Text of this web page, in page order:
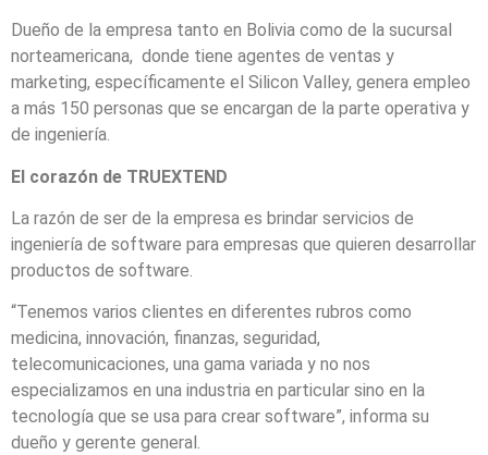
Dueño de la empresa tanto en Bolivia como de la sucursal
norteamericana, donde tiene agentes de ventas y
marketing, específicamente el Silicon Valley, genera empleo
a más 150 personas que se encargan de la parte operativa y
de ingeniería.
El corazón de TRUEXTEND
La razón de ser de la empresa es brindar servicios de
ingeniería de software para empresas que quieren desarrollar
productos de software.
“Tenemos varios clientes en diferentes rubros como
medicina, innovación, finanzas, seguridad,
telecomunicaciones, una gama variada y no nos
especializamos en una industria en particular sino en la
tecnología que se usa para crear software”, informa su
dueño y gerente general.